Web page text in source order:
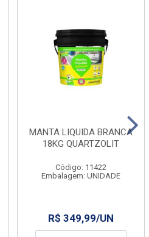
MANTA LIQUIDA BRANCA
18KG QUARTZOLIT
Código: 11422
Embalagem: UNIDADE
R$ 349,99/UN